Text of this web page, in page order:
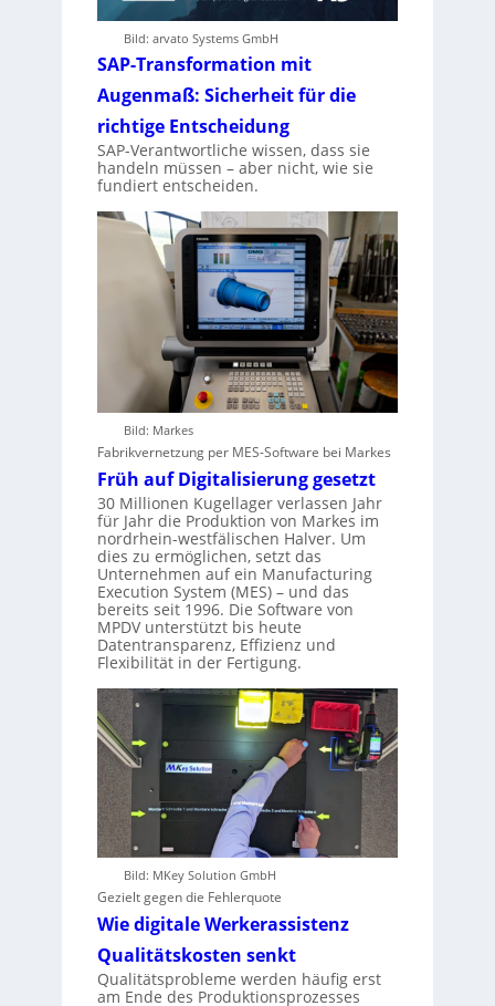
Bild: arvato Systems GmbH
SAP-Transformation mit
Augenmaß: Sicherheit für die
richtige Entscheidung
SAP-Verantwortliche wissen, dass sie
handeln müssen – aber nicht, wie sie
fundiert entscheiden.
Bild: Markes
Fabrikvernetzung per MES-Software bei Markes
Früh auf Digitalisierung gesetzt
30 Millionen Kugellager verlassen Jahr
für Jahr die Produktion von Markes im
nordrhein-westfälischen Halver. Um
dies zu ermöglichen, setzt das
Unternehmen auf ein Manufacturing
Execution System (MES) – und das
bereits seit 1996. Die Software von
MPDV unterstützt bis heute
Datentransparenz, Effizienz und
Flexibilität in der Fertigung.
Bild: MKey Solution GmbH
Gezielt gegen die Fehlerquote
Wie digitale Werkerassistenz
Qualitätskosten senkt
Qualitätsprobleme werden häufig erst
am Ende des Produktionsprozesses